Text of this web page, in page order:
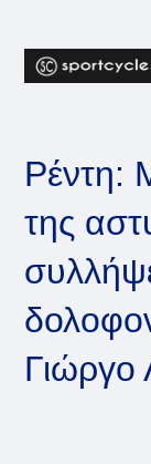
content
Ρέντη:
της
Γιώργο